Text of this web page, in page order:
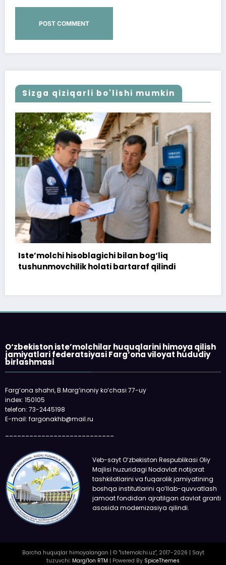
Sizga qiziqarli bo'lishi mumkin
qilindi
172 million so‘m to‘landi, ammo uy
topshirilmadi…
O‘zbekiston iste’molchilar huquqlarini himoya qilish
jamiyatlari federatsiyasi Farg‘ona viloyat hududiy
birlashmasi
Farg‘ona shahri, B.Marg‘inoniy ko‘chasi 77-uy
index: 150105
telefon: 73-2445198
E-mail: fargonakhb@mail.ru
Veb-sayt O‘zbekiston Respublikasi Oliy
Majlisi huzuridagi Nodavlat notijorat
tashkilotlarini va fuqarolik jamiyatining
boshqa institutlarini qo‘llab-quvvatlash
jamoat fondidan ajratilgan davlat granti
asosida modernizasiya qilindi.
Barcha huquqlar himoyalangan | © "Istemolchi.uz", 2017-2026 | Sayt
tuzuvchi: Margi'lon RTM | Powered By SpiceThemes